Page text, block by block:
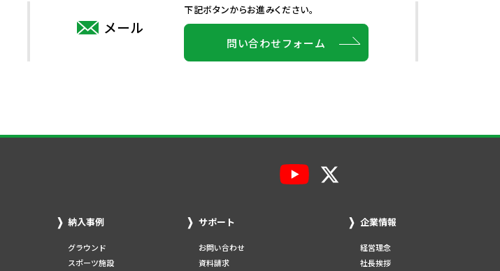
メール
下記ボタンからお進みください。
問い合わせフォーム
納入事例
グラウンド
スポーツ施設
サポート
お問い合わせ
資料請求
企業情報
経営理念
社長挨拶